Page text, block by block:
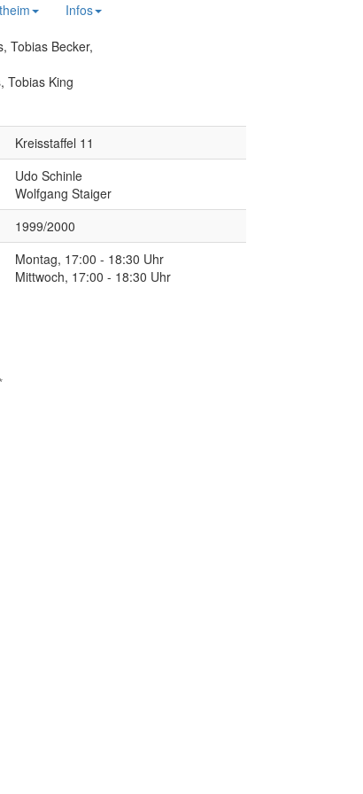
Infos
Tobias Becker,
Tobias King
Kreisstaffel 11
Udo Schinle
Wolfgang Staiger
1999/2000
Montag, 17:00 - 18:30 Uhr
Mittwoch, 17:00 - 18:30 Uhr